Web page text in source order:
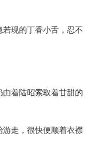
现的丁香小舌，忍不
着陆昭索取着甘甜的
走，很快便顺着衣襟